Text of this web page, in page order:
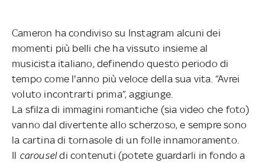
Cameron ha condiviso su Instagram alcuni dei
momenti più belli che ha vissuto insieme al
musicista italiano, definendo questo periodo di
tempo come l'anno più veloce della sua vita. “Avrei
voluto incontrarti prima”, aggiunge.
La sfilza di immagini romantiche (sia video che foto)
vanno dal divertente allo scherzoso, e sempre sono
la cartina di tornasole di un folle innamoramento.
Il carouseldi contenuti (potete guardarli in fondo a